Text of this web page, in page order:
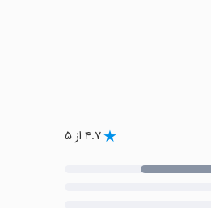
۴.۷ از ۵